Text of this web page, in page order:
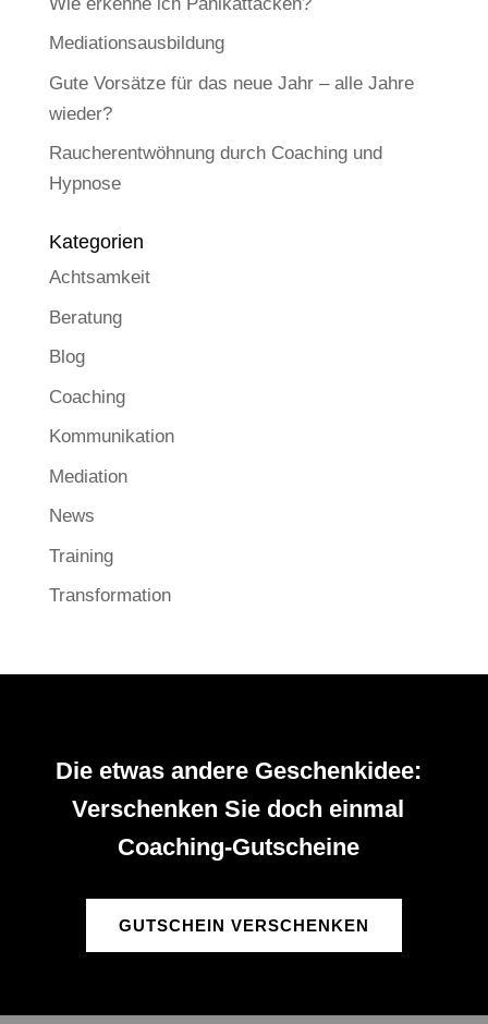
Mediationsausbildung
Gute Vorsätze für das neue Jahr – alle Jahre
wieder?
Raucherentwöhnung durch Coaching und
Hypnose
Kategorien
Achtsamkeit
Beratung
Blog
Coaching
Kommunikation
Mediation
News
Training
Transformation
Die etwas andere Geschenkidee:
Verschenken Sie doch einmal
Coaching-Gutscheine
GUTSCHEIN VERSCHENKEN